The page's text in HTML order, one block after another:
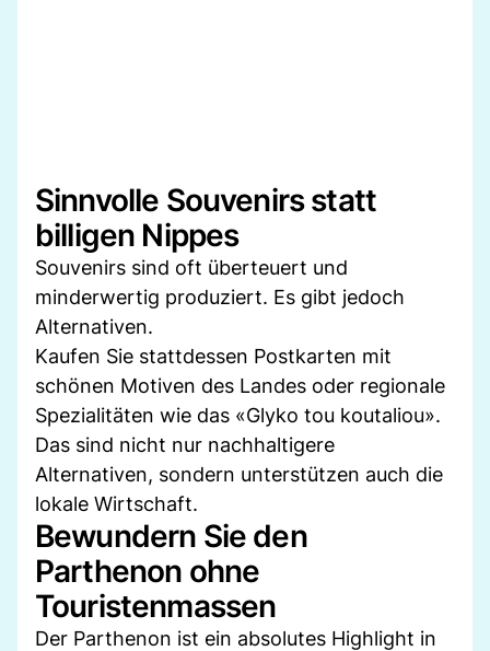
Sinnvolle Souvenirs statt
billigen Nippes
Souvenirs sind oft überteuert und
minderwertig produziert. Es gibt jedoch
Alternativen.
Kaufen Sie stattdessen Postkarten mit
schönen Motiven des Landes oder regionale
Spezialitäten wie das «Glyko tou koutaliou».
Das sind nicht nur nachhaltigere
Alternativen, sondern unterstützen auch die
lokale Wirtschaft.
Bewundern Sie den
Parthenon ohne
Touristenmassen
Der Parthenon ist ein absolutes Highlight in